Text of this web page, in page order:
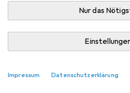
Nur das
Impressum Datenschutzerklärung
Mehr als 10 Stück an Lager
Lieferort angeben für genaue
StockNet ConnectFR
In den